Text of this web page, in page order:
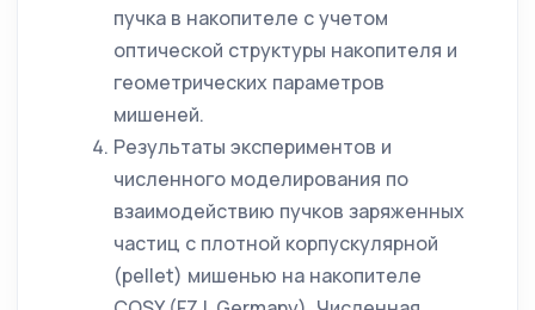
пучка в накопителе с учетом
оптической структуры накопителя и
геометрических параметров
мишеней.
Результаты экспериментов и
численного моделирования по
взаимодействию пучков заряженных
частиц с плотной корпускулярной
(pellet) мишенью на накопителе